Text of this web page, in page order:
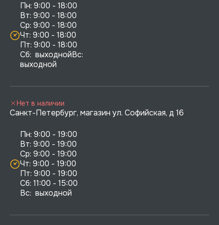
Пн: 9:00 - 18:00
Вт: 9:00 - 18:00
Ср: 9:00 - 18:00
Чт: 9:00 - 18:00
Пт: 9:00 - 18:00
Сб:  выходнойВс:
выходной
Санкт-Петербург, магазин ул. Софийская, д 16
Пн: 9:00 - 19:00
Вт: 9:00 - 19:00
Ср: 9:00 - 19:00
Чт: 9:00 - 19:00
Пт: 9:00 - 19:00
Сб: 11:00 - 15:00
Вс:  выходной
Нет в наличии